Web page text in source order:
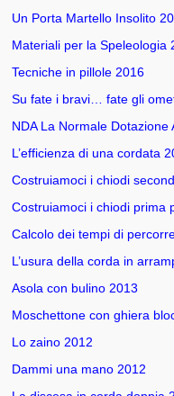
L’Assemblea dei Soci
Iscrizione al CAI
Agevolazioni Soci
Documenti e Relazione
Rassegna Stampa
Punto di Ritrovo
Attività Gruppo
Un Porta Martello Insolito
Materiali per la Speleologia
Tecniche in pillole 2016
Su fate i bravi… fate gli
NDA La Normale Dotazione
L’efficienza di una cordata
Costruiamoci i chiodi
Costruiamoci i chiodi prima
Calcolo dei tempi di
L’usura della corda in
Asola con bulino 2013
Moschettone con ghiera
Lo zaino 2012
Dammi una mano 2012